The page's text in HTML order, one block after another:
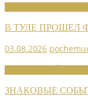
В ТУЛЕ ПРОШЕЛ
03.08.2026
ЗНАКОВЫЕ